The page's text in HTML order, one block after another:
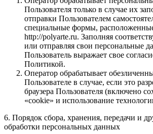
Пользователя только в случае их
отправки Пользователем
специальные формы,
http://polyarte.ru. Заполняя
или отправляя свои персональные
Пользователь выражает свое
Политикой.
Оператор обрабатывает
Пользователе в случае, если это
браузера Пользователя (включено
«cookie» и использование
6. Порядок сбора, хранения, передачи и
обработки персональных данных